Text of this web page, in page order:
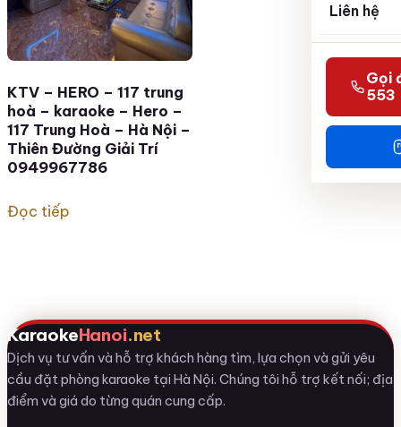
Liên hệ
Gọi
553
KTV – HERO – 117 trung
hoà – karaoke – Hero –
117 Trung Hoà – Hà Nội –
Thiên Đường Giải Trí
0949967786
Đọc tiếp
KaraokeHanoi.net
Dịch vụ tư vấn và hỗ trợ khách hàng tìm, lựa chọn và gửi yêu
cầu đặt phòng karaoke tại Hà Nội. Chúng tôi hỗ trợ kết nối; địa
điểm và giá do từng quán cung cấp.